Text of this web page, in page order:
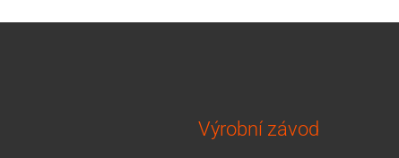
Výrobní závod